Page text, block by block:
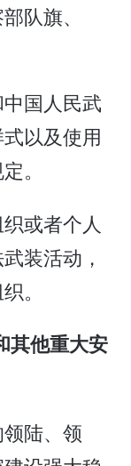
队旗、
国人民武
以及使用
。
或者个人
装活动，
。
他重大安
陆、领